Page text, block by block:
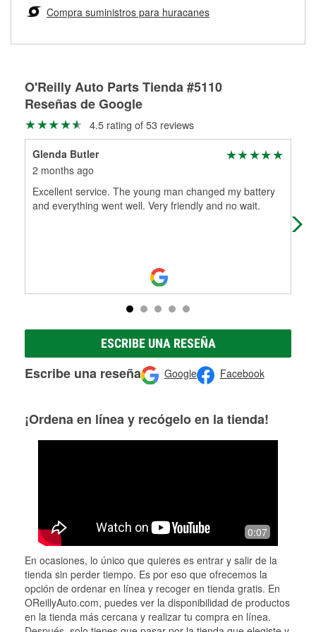
Más información sobre el Programa de Préstamo de
medirán tus tambores o discos para determinar si pueden
ser rectificados con seguridad. Si tus tambores o discos no
partes de reemplazo correctas para tu reparación.
Compra suministros para huracanes
O'Reilly Auto Parts Tienda #5110
Reseñas de Google
4.5 rating of 53 reviews
Glenda Butler
2 months ago
Excellent service. The young man changed my battery
and everything went well. Very friendly and no wait.
ESCRIBE UNA RESEÑA
Escribe una reseña Google Facebook
¡Ordena en línea y recógelo en la tienda!
0:07
En ocasiones, lo único que quieres es entrar y salir de la
tienda sin perder tiempo. Es por eso que ofrecemos la
opción de ordenar en línea y recoger en tienda gratis. En
OReillyAuto.com, puedes ver la disponibilidad de productos
en la tienda más cercana y realizar tu compra en línea.